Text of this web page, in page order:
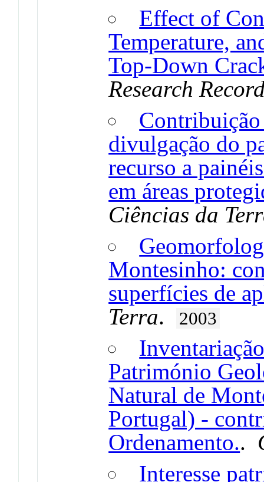
Effect of
Temperature,
Top-Down
Research
Contribuição
divulgação do
recurso a
em áreas
Ciências da
Montesinho:
superfícies de
Terra. 2003
Património
Natural de
Portugal) -
Ordenamento..
Interesse